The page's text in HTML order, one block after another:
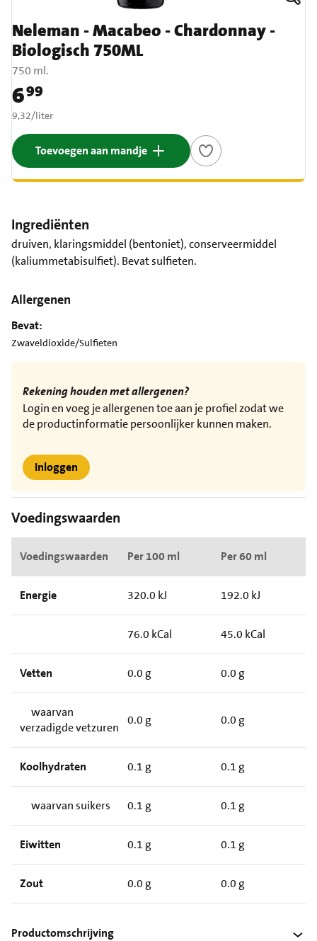
Neleman - Macabeo - Chardonnay -
Biologisch 750ML
750 ml.
Prijs: € 6,99
699
€ 9,32 per liter
9,32/liter
Toevoegen aan mandje
Ingrediënten
druiven, klaringsmiddel (bentoniet), conserveermiddel
(kaliummetabisulfiet). Bevat sulfieten.
Allergenen
Bevat:
Zwaveldioxide/Sulfieten
Rekening houden met allergenen?
Login en voeg je allergenen toe aan je profiel zodat we
de productinformatie persoonlijker kunnen maken.
Inloggen
Voedingswaarden
Voedingswaarden Per 100 ml Per 60 ml
Energie 320.0 kJ 192.0 kJ
76.0 kCal 45.0 kCal
Vetten 0.0 g 0.0 g
waarvan
verzadigde vetzuren
0.0 g 0.0 g
Koolhydraten 0.1 g 0.1 g
waarvan suikers 0.1 g 0.1 g
Eiwitten 0.1 g 0.1 g
Zout 0.0 g 0.0 g
Productomschrijving